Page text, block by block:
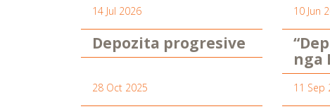
14 Jul 2026
Depozita progresive
10 Jun
nga
28 Oct 2025 11 Sep